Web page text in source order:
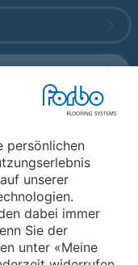
persönlichen
unserer
dabei immer
Sie der
unter «Meine